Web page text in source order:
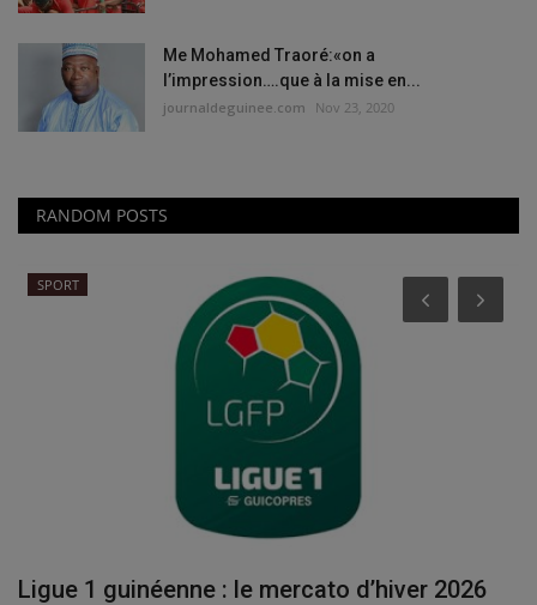
Me Mohamed Traoré:«on a
l’impression….que à la mise en...
journaldeguinee.com Nov 23, 2020
RANDOM POSTS
SPORT
Ligue 1 guinéenne : le mercato d’hiver 2026